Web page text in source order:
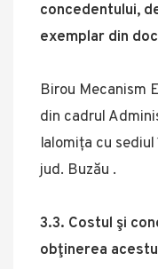
concedentului,
exemplar din
Birou Mecanism
din cadrul
Ialomița cu
jud. Buzău .
3.3. Costul şi
obţinerea